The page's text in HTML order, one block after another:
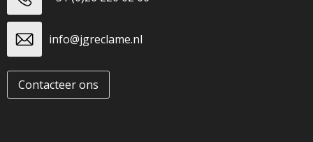
info@jgreclame.nl
Contacteer ons